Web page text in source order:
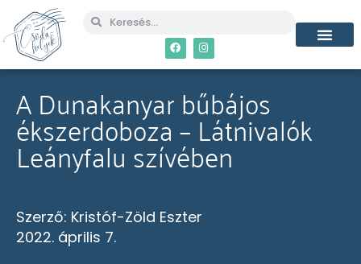
A Dunakanyar bűbájos
ékszerdoboza – Látnivalók
Leányfalu szívében
Szerző: Kristóf-Zöld Eszter
2022. április 7.